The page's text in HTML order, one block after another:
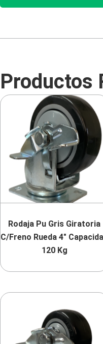
Productos
Rodaja Pu Gris Giratoria
C/Freno Rueda 4″
120 Kg